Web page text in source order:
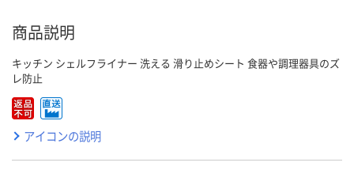
商品説明
キッチン シェルフライナー 洗える 滑り止めシート 食器や調理器具のズ
レ防止
アイコンの説明